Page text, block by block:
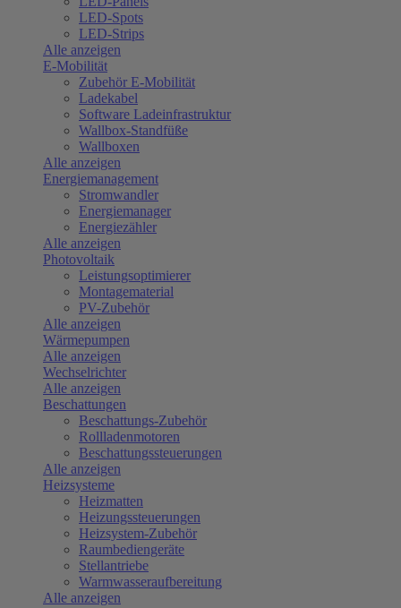
LED-Spots
LED-Strips
Alle anzeigen
E-Mobilität
Zubehör E-Mobilität
Ladekabel
Software Ladeinfrastruktur
Wallbox-Standfüße
Wallboxen
Alle anzeigen
Energiemanagement
Stromwandler
Energiemanager
Energiezähler
Alle anzeigen
Photovoltaik
Leistungsoptimierer
Montagematerial
PV-Zubehör
Alle anzeigen
Wärmepumpen
Alle anzeigen
Wechselrichter
Alle anzeigen
Beschattungen
Beschattungs-Zubehör
Rollladenmotoren
Beschattungssteuerungen
Alle anzeigen
Heizsysteme
Heizmatten
Heizungssteuerungen
Heizsystem-Zubehör
Raumbediengeräte
Stellantriebe
Warmwasseraufbereitung
Alle anzeigen